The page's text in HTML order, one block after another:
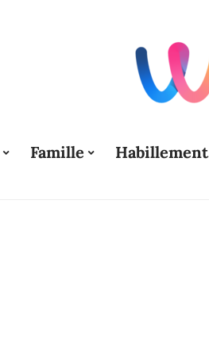
Famille Habillement